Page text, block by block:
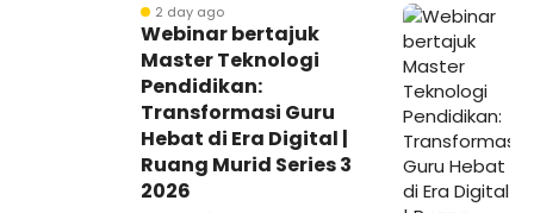
2 day ago
Webinar bertajuk
Master Teknologi
Pendidikan:
Transformasi Guru
Hebat di Era Digital |
Ruang Murid Series 3
2026